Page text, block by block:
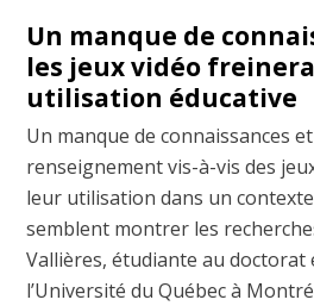
Un manque de
les jeux vidéo
utilisation éducative
Un manque de connaissances
renseignement vis-à-vis des
leur utilisation dans un
semblent montrer les
Vallières, étudiante au doctorat
l’Université du Québec à